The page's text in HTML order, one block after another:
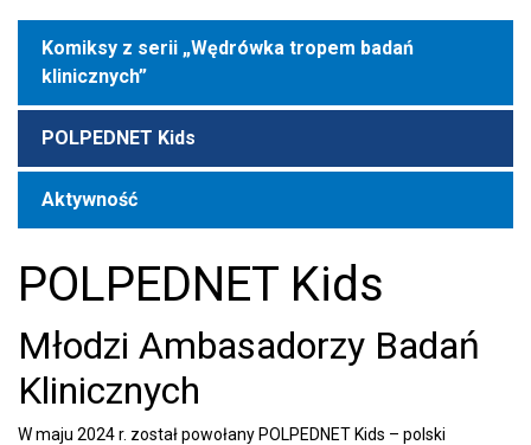
Komiksy z serii „Wędrówka tropem badań
klinicznych”
POLPEDNET Kids
Aktywność
POLPEDNET Kids
Młodzi Ambasadorzy Badań
Klinicznych
W maju 2024 r. został powołany POLPEDNET Kids – polski